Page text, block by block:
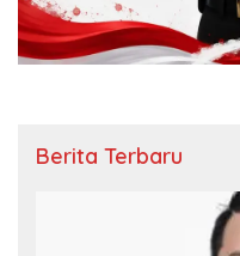
Berita Terbaru